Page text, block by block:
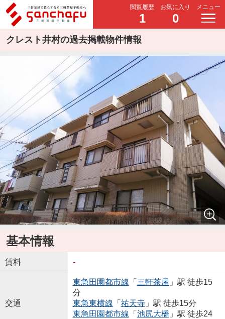
閲覧履歴
1
お気に入り
0
メニュー
クレスト井村の過去掲載物件情報
基本情報
賃料 -
交通
東急田園都市線 「 三軒茶屋 」駅 徒歩15
分
東急東横線 「 祐天寺」駅 徒歩15分
東急田園都市線 「 池尻大橋 」駅 徒歩24